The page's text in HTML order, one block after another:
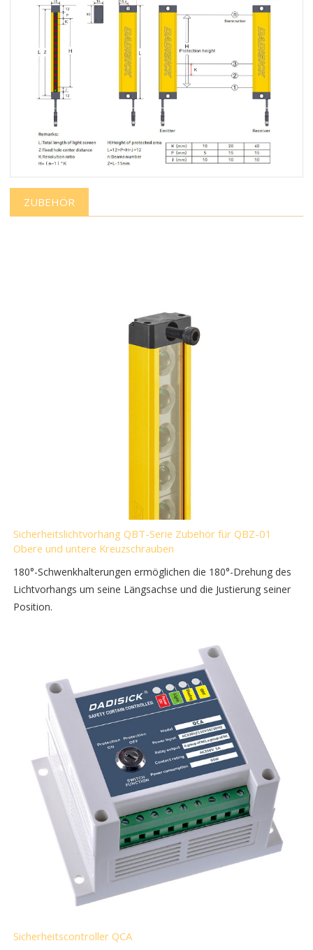
ZUBEHÖR
Sicherheitslichtvorhang QBT-Serie Zubehör für QBZ-01
Obere und untere Kreuzschrauben
180°-Schwenkhalterungen ermöglichen die 180°-Drehung des
Lichtvorhangs um seine Längsachse und die Justierung seiner
Position.
Sicherheitscontroller QCA